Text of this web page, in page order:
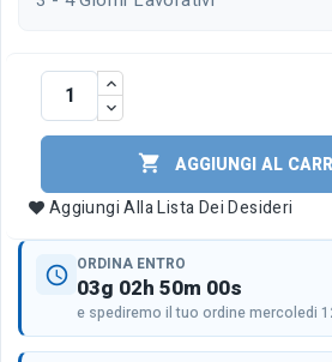

AGGIUNGI AL
Aggiungi Alla Lista Dei Desideri
schedule ORDINA ENTRO
03g 02h 50m 00s
e spediremo il tuo ordine mercoledi